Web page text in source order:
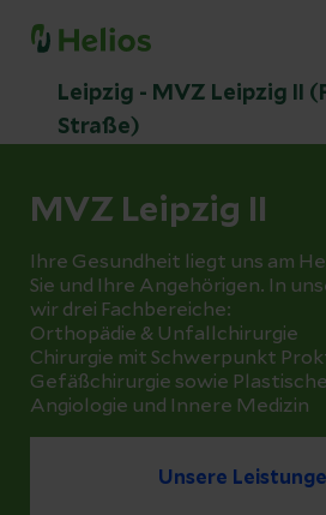
Leipzig - MVZ Leipzig II
Straße)
MVZ Leipzig II
Ihre Gesundheit liegt uns am
Sie und Ihre Angehörigen. In
wir drei Fachbereiche:
Orthopädie & Unfallchirurgie
Chirurgie mit Schwerpunkt
Gefäßchirurgie sowie
Angiologie und Innere Medizin
Unsere